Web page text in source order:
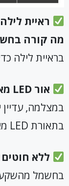
ראיית
מה קורה
בראיית לילה
אור LED
במצלמה,
בתאורת LED מאוד בהירה שתאיר כל מקום חשוך.
ללא חוטים
בחשמל מהשקע